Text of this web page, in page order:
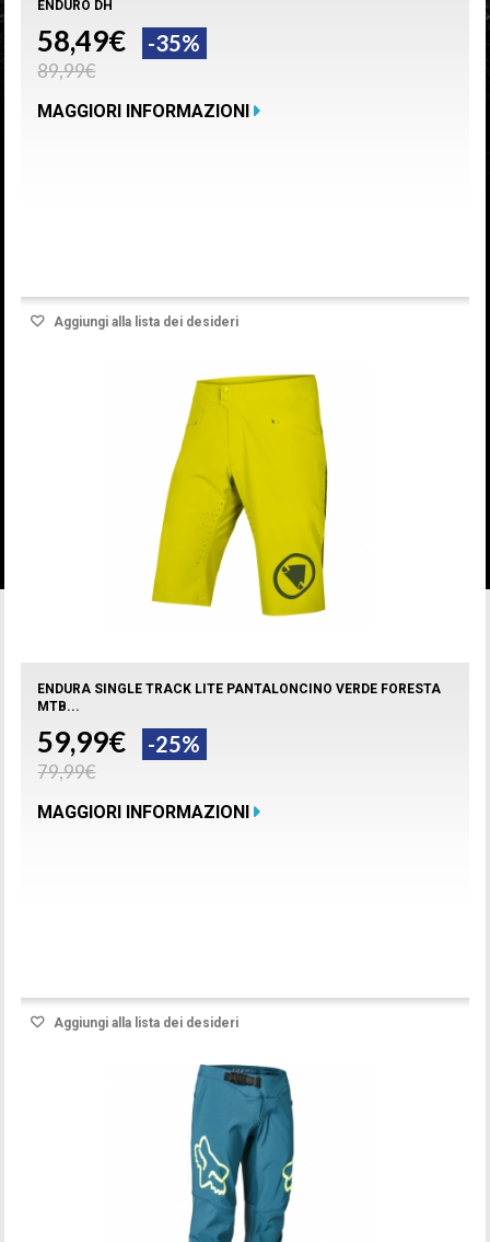
ENDURO DH
58,49€ -35%
89,99€
MAGGIORI INFORMAZIONI
Aggiungi alla lista dei desideri
ENDURA SINGLE TRACK LITE PANTALONCINO VERDE FORESTA
MTB...
59,99€ -25%
79,99€
MAGGIORI INFORMAZIONI
Aggiungi alla lista dei desideri